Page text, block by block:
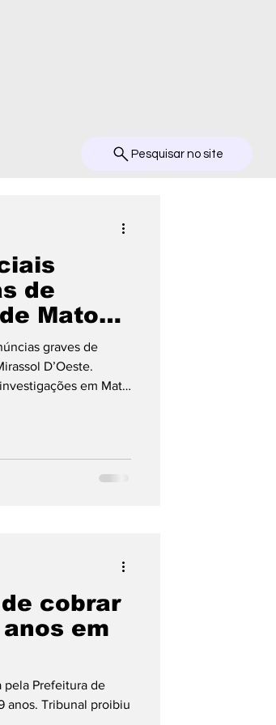
Pesquisar no site
de
Mato
graves de
D’Oeste.
em Mato
cobrar
em
pela Prefeitura de
anos. Tribunal proibiu